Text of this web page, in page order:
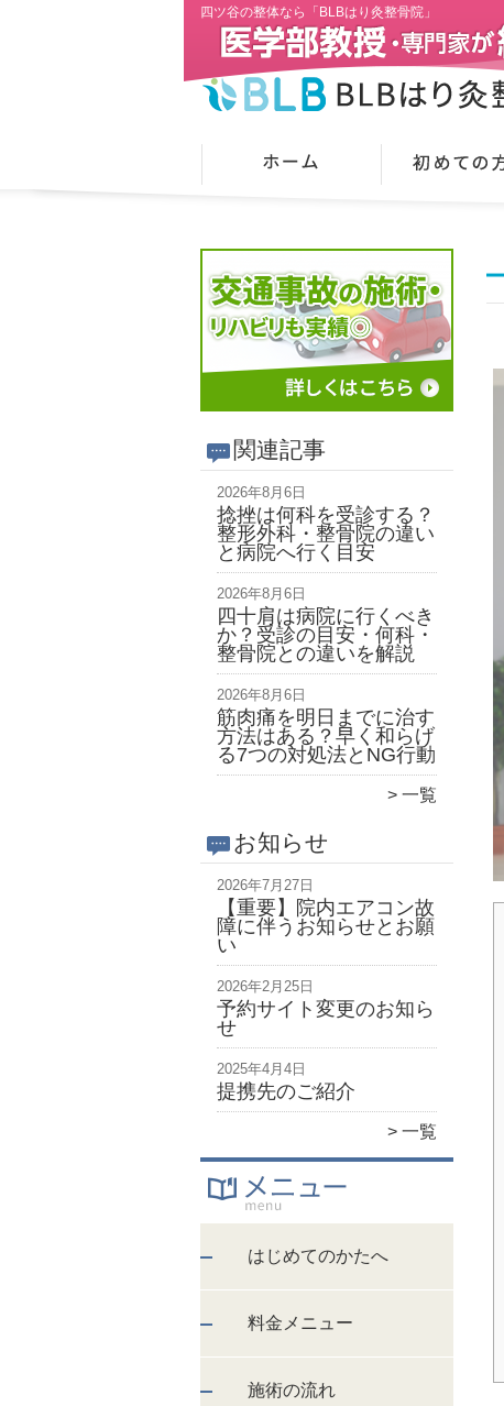
四ツ谷の整体なら「BLBはり灸整骨院」
関連記事
2026年8月6日
捻挫は何科を受診する？
整形外科・整骨院の違い
と病院へ行く目安
2026年8月6日
四十肩は病院に行くべき
か？受診の目安・何科・
整骨院との違いを解説
2026年8月6日
筋肉痛を明日までに治す
方法はある？早く和らげ
る7つの対処法とNG行動
一覧
お知らせ
2026年7月27日
【重要】院内エアコン故
障に伴うお知らせとお願
い
2026年2月25日
予約サイト変更のお知ら
せ
2025年4月4日
提携先のご紹介
一覧
はじめてのかたへ
料金メニュー
施術の流れ